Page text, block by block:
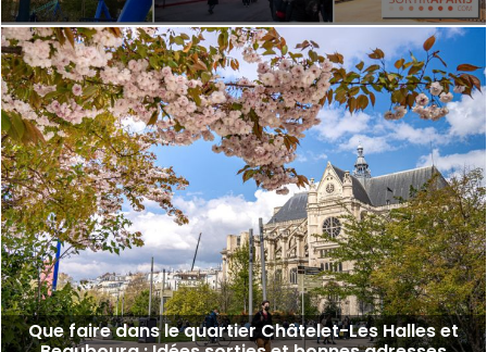
Que faire dans le quartier Châtelet-Les Halles et